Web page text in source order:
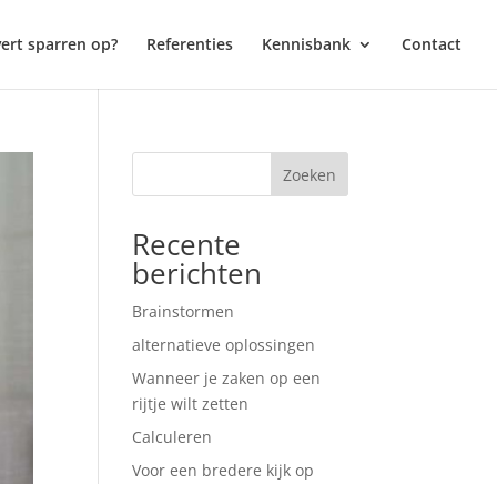
sparren op? Referenties Kennisbank Contact
Zoeken
Recente
berichten
Brainstormen
alternatieve oplossingen
Wanneer je zaken op een
rijtje wilt zetten
Calculeren
Voor een bredere kijk op